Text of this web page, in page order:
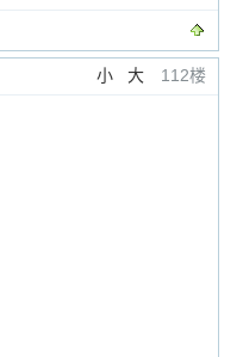
小 大 112楼